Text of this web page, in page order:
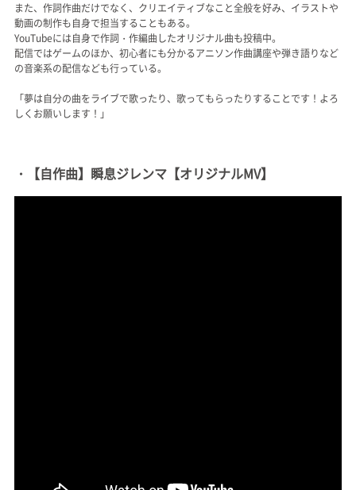
また、作詞作曲だけでなく、クリエイティブなこと全般を好み、イラストや
動画の制作も自身で担当することもある。
YouTubeには自身で作詞・作編曲したオリジナル曲も投稿中。
配信ではゲームのほか、初心者にも分かるアニソン作曲講座や弾き語りなど
の音楽系の配信なども行っている。
「夢は自分の曲をライブで歌ったり、歌ってもらったりすることです！よろ
しくお願いします！」
・【自作曲】瞬息ジレンマ【オリジナルMV】